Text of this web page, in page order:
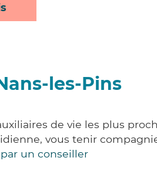
les-Pins
de vie les plus
vous tenir
un conseiller